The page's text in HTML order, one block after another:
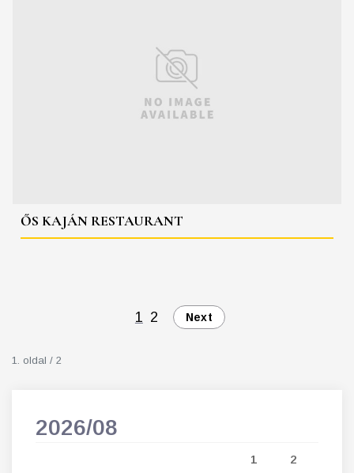
ŐS KAJÁN RESTAURANT
1 2 Next
1. oldal / 2
2026/08
1 2